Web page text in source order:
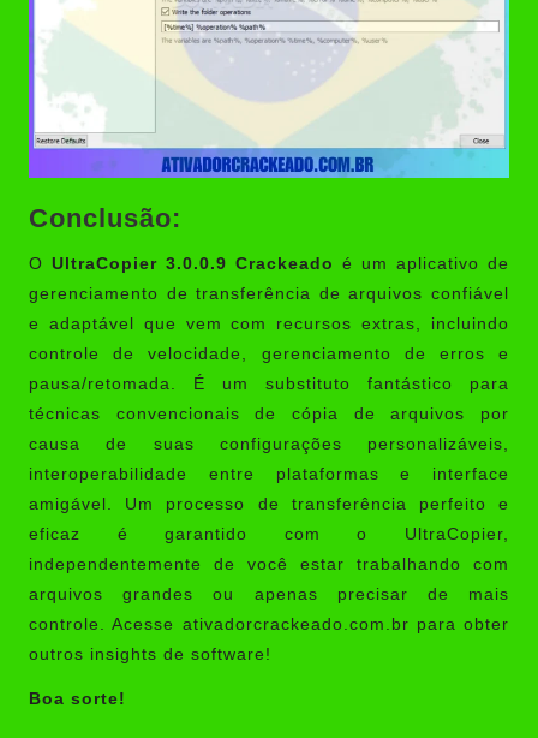
Conclusão:
O UltraCopier 3.0.0.9 Crackeado é um aplicativo de
gerenciamento de transferência de arquivos confiável
e adaptável que vem com recursos extras, incluindo
controle de velocidade, gerenciamento de erros e
pausa/retomada. É um substituto fantástico para
técnicas convencionais de cópia de arquivos por
causa de suas configurações personalizáveis,
interoperabilidade entre plataformas e interface
amigável. Um processo de transferência perfeito e
eficaz é garantido com o UltraCopier,
independentemente de você estar trabalhando com
arquivos grandes ou apenas precisar de mais
controle. Acesse ativadorcrackeado.com.br para obter
outros insights de software!
Boa sorte!